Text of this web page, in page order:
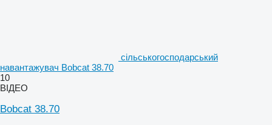
сільськогосподарський
навантажувач Bobcat 38.70
10
ВІДЕО
Bobcat 38.70